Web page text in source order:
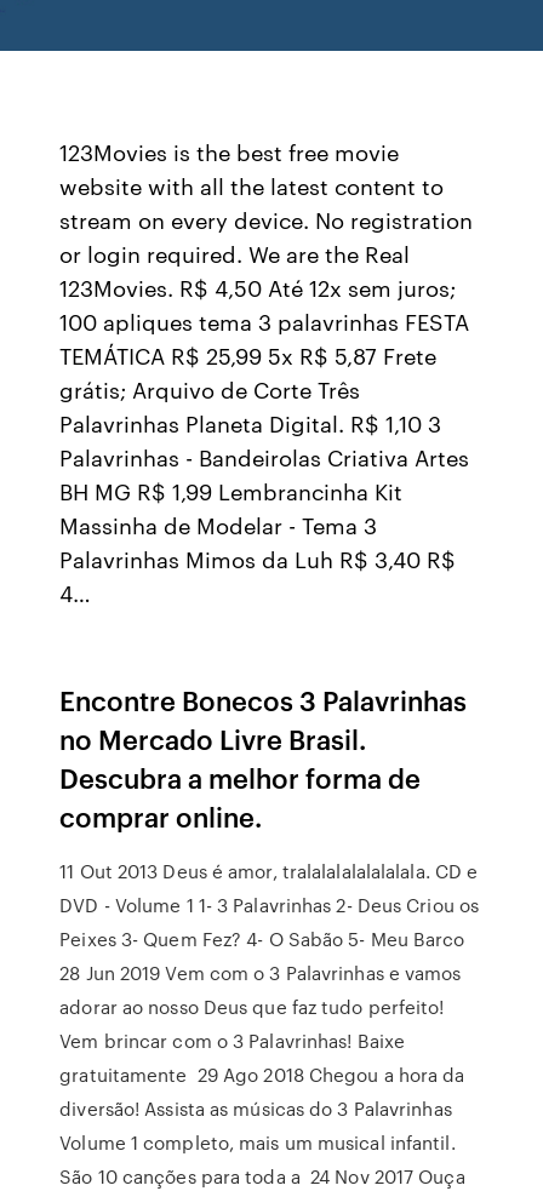
123Movies is the best free movie
website with all the latest content to
stream on every device. No registration
or login required. We are the Real
123Movies. R$ 4,50 Até 12x sem juros;
100 apliques tema 3 palavrinhas FESTA
TEMÁTICA R$ 25,99 5x R$ 5,87 Frete
grátis; Arquivo de Corte Três
Palavrinhas Planeta Digital. R$ 1,10 3
Palavrinhas - Bandeirolas Criativa Artes
BH MG R$ 1,99 Lembrancinha Kit
Massinha de Modelar - Tema 3
Palavrinhas Mimos da Luh R$ 3,40 R$
4…
Encontre Bonecos 3 Palavrinhas
no Mercado Livre Brasil.
Descubra a melhor forma de
comprar online.
11 Out 2013 Deus é amor, tralalalalalalalala. CD e
DVD - Volume 1 1- 3 Palavrinhas 2- Deus Criou os
Peixes 3- Quem Fez? 4- O Sabão 5- Meu Barco
28 Jun 2019 Vem com o 3 Palavrinhas e vamos
adorar ao nosso Deus que faz tudo perfeito!
Vem brincar com o 3 Palavrinhas! Baixe
gratuitamente 29 Ago 2018 Chegou a hora da
diversão! Assista as músicas do 3 Palavrinhas
Volume 1 completo, mais um musical infantil.
São 10 canções para toda a 24 Nov 2017 Ouça